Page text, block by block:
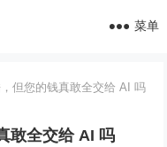
菜单
但您的钱真敢全交给 AI 吗
敢全交给 AI 吗